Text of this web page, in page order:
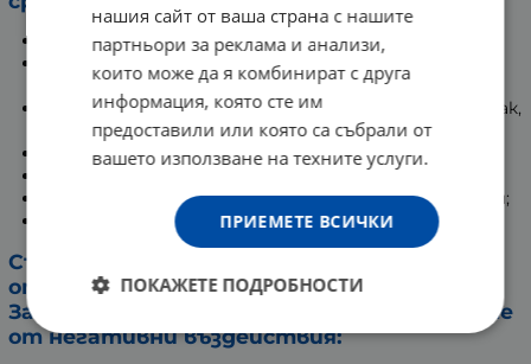
Седименти (ръжда, пясък, кал, полени);
Хлороформ, хлор и други органични хлорни
съставки;
Метали (вкл. и тежки метали): желязо, олово, живак,
мед, алуминий;
Нефтохимикали;
Лекарства, включително хормони и антибиотици;
Същевременно насища водата с
оптимално количество магнезий.
Защитава сърцето, костите и мускулите
от негативни въздействия:
нашия сайт от ваша страна с нашите
партньори за реклама и анализи,
които може да я комбинират с друга
информация, която сте им
предоставили или която са събрали от
вашето използване на техните услуги.
ПРИЕМЕТЕ ВСИЧКИ
ПОКАЖЕТЕ ПОДРОБНОСТИ